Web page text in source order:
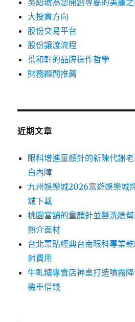
吳紹琥為您開創專屬的美麗之
大投資方向
股份交易平台
股份讓渡流程
葉和軒的品牌操作哲學
財務顧問推薦
近期文章
眼科增進童顏針的新陳代謝
白內障
九州娛樂城2026富遊娛樂城
城下載
桃園當舖的童顏針並醫洗臉
熱介面材
台北票貼經典台南眼科專業
射費用
牛軋糖專賣店神桌打造噴霧
機車借錢